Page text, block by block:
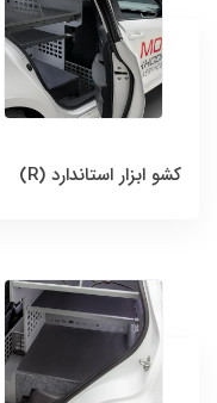
کشو ابزار استاندارد (R)